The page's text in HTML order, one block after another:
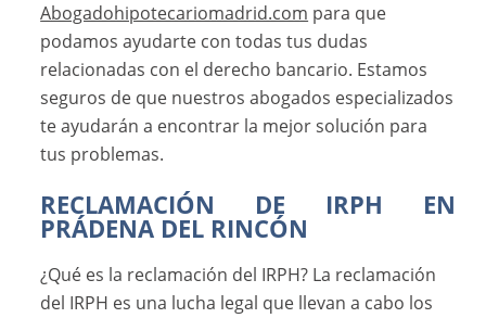
Abogadohipotecariomadrid.com para que
podamos ayudarte con todas tus dudas
relacionadas con el derecho bancario. Estamos
seguros de que nuestros abogados especializados
te ayudarán a encontrar la mejor solución para
tus problemas.
RECLAMACIÓN DE IRPH EN
PRÁDENA DEL RINCÓN
¿Qué es la reclamación del IRPH? La reclamación
del IRPH es una lucha legal que llevan a cabo los